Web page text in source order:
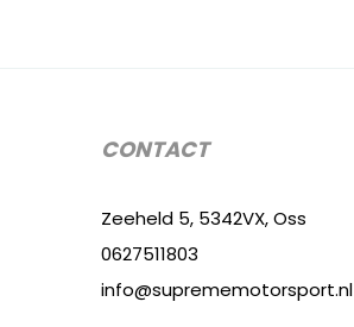
CONTACT
Zeeheld 5, 5342VX, Oss
0627511803
info@suprememotorsport.nl